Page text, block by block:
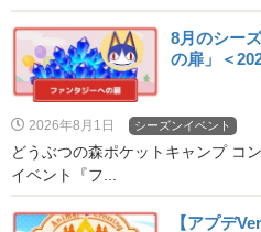
8月のシー
の扉」＜
2026年8月1日 シーズンイベント
どうぶつの森ポケットキャンプ コ
イベント『フ...
【アプデ